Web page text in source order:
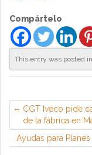
Compártelo
This entry was posted in
CGT Iveco pide
de la fábrica en
Ayudas para